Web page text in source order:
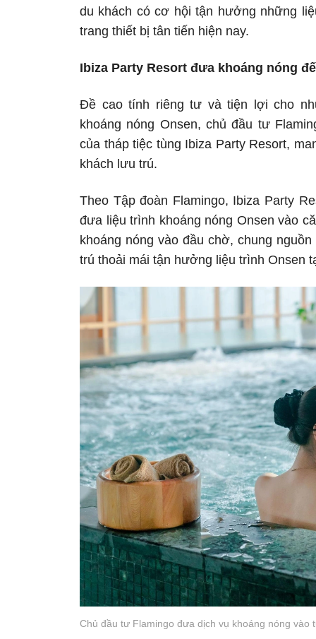
du khách có cơ hội tận hưởng những
trang thiết bị tân tiến hiện nay.
Ibiza Party Resort đưa khoáng nóng
Đề cao tính riêng tư và tiện lợi cho
khoáng nóng Onsen, chủ đầu tư
của tháp tiệc tùng Ibiza Party Resort,
khách lưu trú.
Theo Tập đoàn Flamingo, Ibiza Party
đưa liệu trình khoáng nóng Onsen vào
khoáng nóng vào đầu chờ, chung
trú thoải mái tận hưởng liệu trình Onsen
Chủ đầu tư Flamingo đưa dịch vụ khoáng nóng